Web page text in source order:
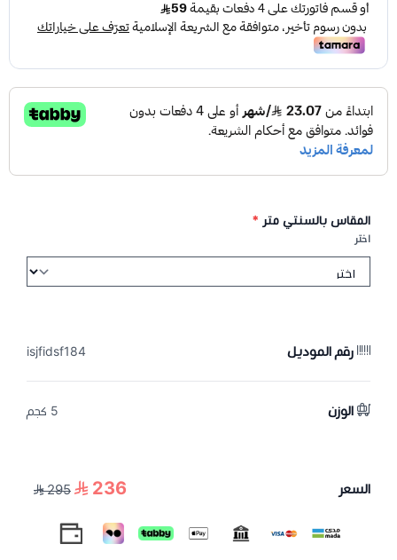
المقاس بالسنتي متر *
اختر
رقم الموديل isjfidsf184
الوزن 5 كجم
السعر 236
295